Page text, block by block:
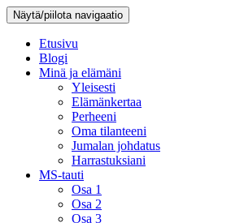
Näytä/piilota navigaatio
Etusivu
Blogi
Minä ja elämäni
Yleisesti
Elämänkertaa
Perheeni
Oma tilanteeni
Jumalan johdatus
Harrastuksiani
MS-tauti
Osa 1
Osa 2
Osa 3